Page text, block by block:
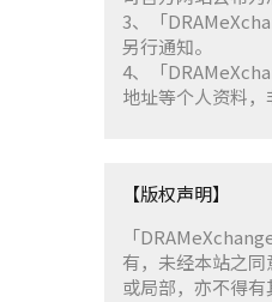
3、「
另行通知。
4、「
地址等个人资料
【版权声明】
「
有，未经本站之
或局部，亦不得有